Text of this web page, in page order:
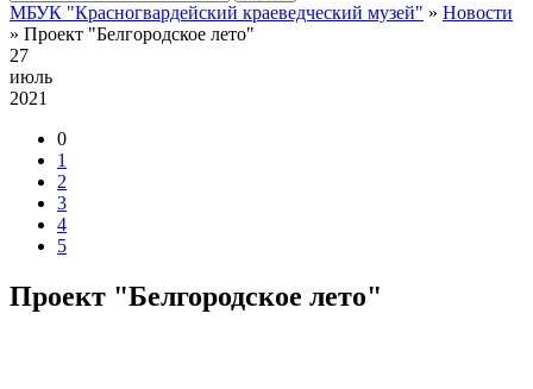
МБУК "Красногвардейский краеведческий музей" » Новости
» Проект "Белгородское лето"
27
июль
2021
0
1
2
3
4
5
Проект "Белгородское лето"